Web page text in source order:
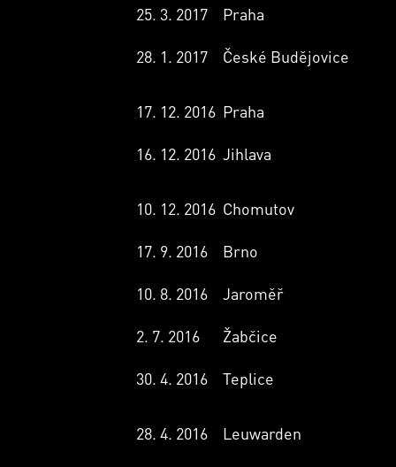
25. 3. 2017 Praha
28. 1. 2017 České Budějovice
17. 12. 2016 Praha
16. 12. 2016 Jihlava
10. 12. 2016 Chomutov
17. 9. 2016 Brno
10. 8. 2016 Jaroměř
2. 7. 2016 Žabčice
30. 4. 2016 Teplice
28. 4. 2016 Leuwarden